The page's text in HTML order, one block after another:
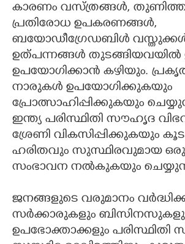
കാരണം വസ്ത്രങ്ങൾ,
പ്രതിരോധ ഉപകരണങ്ങൾ,
ബയോഡീഗ്രേഡബിൾ വസ്തുക്കൾ,
ഉത്പന്നങ്ങൾ
ഉപയോഗിക്കാൻ കഴിയും.
നാരുകൾ ഉപയോഗിക്കുകയും
പ്രോത്സാഹിപ്പിക്കുകയും
ഇന്ത്യ പരിസ്ഥിതി സൗഹൃദ
ശ്രേണി വികസിപ്പിക്കുകയും
ഹരിതവും സുസ്ഥിരവുമായ ഒരു
സംഭാവന നൽകുകയും
ജനങ്ങളുടെ വരുമാനം
സർക്കാരുകളും
ഉപഭോക്താക്കളും പരിസ്ഥിതി